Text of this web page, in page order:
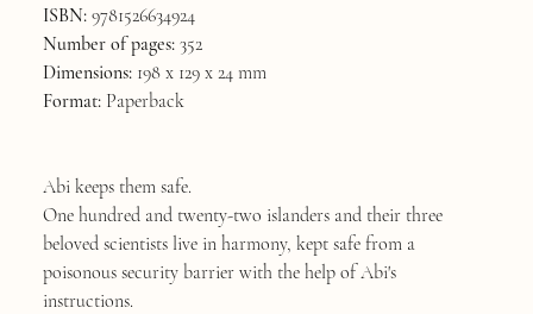
ISBN:9781526634924
Number of pages:352
Dimensions:198 x 129 x 24 mm
Format:Paperback
Abi keeps them safe.
One hundred and twenty-two islanders and their three
beloved scientists live in harmony, kept safe from a
poisonous security barrier with the help of Abi's
instructions.